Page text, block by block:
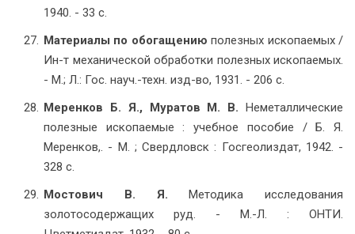
1940. - 33 с.
Материалы по обогащению полезных ископаемых /
Ин-т механической обработки полезных ископаемых.
- М.; Л.: Гос. науч.-техн. изд-во, 1931. - 206 с.
Меренков Б. Я., Муратов М. В. Неметаллические
полезные ископаемые : учебное пособие / Б. Я.
Меренков,. - М. ; Свердловск : Госгеолиздат, 1942. -
328 с.
Мостович В. Я.Методика исследования
золотосодержащих руд. - М.-Л. : ОНТИ.